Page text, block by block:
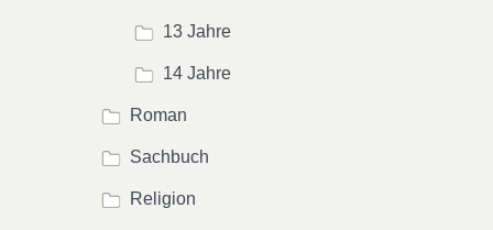
13 Jahre
14 Jahre
Roman
Sachbuch
Religion